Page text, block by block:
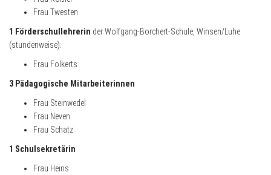
Frau Twesten
1 Förderschullehrerin der Wolfgang-Borchert-Schule, Winsen/Luhe
(stundenweise):
Frau Folkerts
3 Pädagogische Mitarbeiterinnen
Frau Steinwedel
Frau Neven
Frau Schatz
1 Schulsekretärin
Frau Heins